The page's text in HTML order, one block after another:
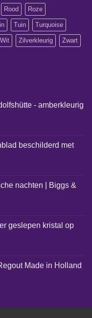
Rood Roze
Tuin Turquoise
Wit Zilverkleurig Zwart
- amberkleurig
beschilderd met
nachten | Biggs &
geslepen kristal op
Made in Holland